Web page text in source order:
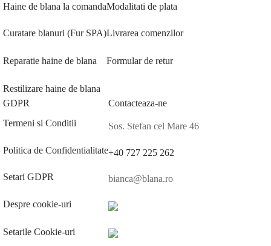
Haine de blana la comanda
Curatare blanuri (Fur SPA)
Reparatie haine de blana
Restilizare haine de blana
Modalitati de plata
Livrarea comenzilor
Formular de retur
GDPR
Termeni si Conditii
Politica de Confidentialitate
Setari GDPR
Despre cookie-uri
Setarile Cookie-uri
Contacteaza-ne
Sos. Stefan cel Mare 46
+40 727 225 262
bianca@blana.ro